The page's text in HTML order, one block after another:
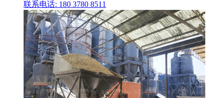
联系电话: 180 3780 8511